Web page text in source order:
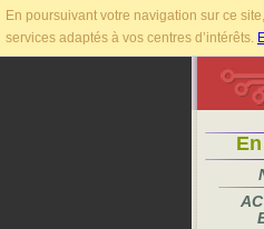
En poursuivant votre navigation sur ce
services adaptés à vos centres d’intérêts.